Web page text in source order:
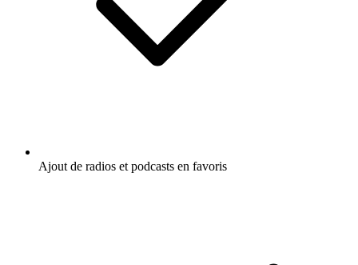
Ajout de radios et podcasts en favoris